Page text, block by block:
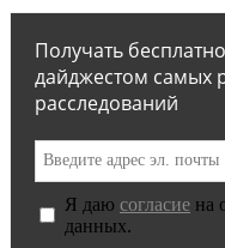
Получать
дайджестом самых
расследований
Я даю согласие на
данных.